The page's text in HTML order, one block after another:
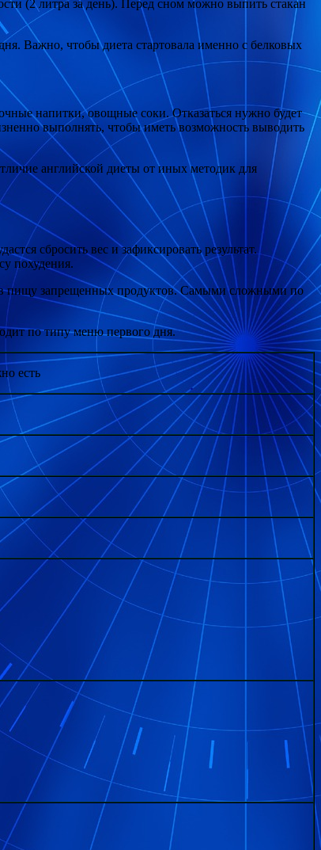
(2 литра за день). Перед сном можно выпить стакан
Важно, чтобы диета стартовала именно с белковых
напитки, овощные соки. Отказаться нужно будет
выполнять, чтобы иметь возможность выводить
английской диеты от иных методик для
сбросить вес и зафиксировать результат.
похудения.
в пищу запрещенных продуктов. Самыми сложными по
по типу меню первого дня.
есть